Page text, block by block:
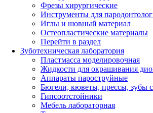
Фрезы хирургические
Инструменты для
Иглы и шовный материал
Остеопластические материалы
Перейти в раздел
Зуботехническая лаборатория
Пластмасса моделировочная
Жидкости для окрашивания
Аппараты пароструйные
Бюгели, кюветы, прессы, зубы
Гипсоотстойники
Мебель лабораторная